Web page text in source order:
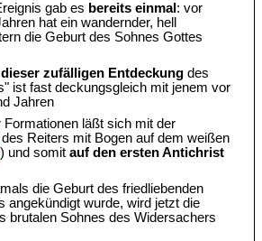
gab es bereits einmal : vor
hat ein wandernder, hell
die Geburt des Sohnes Gottes
zufälligen Entdeckung des
ist fast deckungsgleich mit jenem vor
Jahren
Formationen läßt sich mit der
Reiters mit Bogen auf dem weißen
und somitauf den ersten Antichrist
die Geburt des friedliebenden
angekündigt wurde, wird jetzt die
brutalen Sohnes des Widersachers